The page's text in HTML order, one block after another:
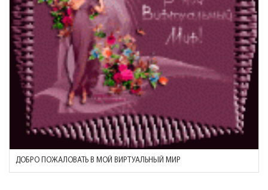
ДОБРО ПОЖАЛОВАТЬ В МОЙ ВИРТУАЛЬНЫЙ МИР